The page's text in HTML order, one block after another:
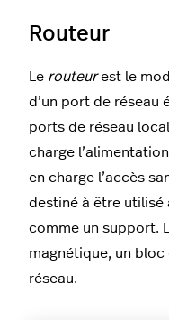
Routeur
Le routeurest le
d’un port de réseau
ports de réseau
charge
en charge l’accès
destiné à être utilisé
comme un support.
magnétique, un
réseau.